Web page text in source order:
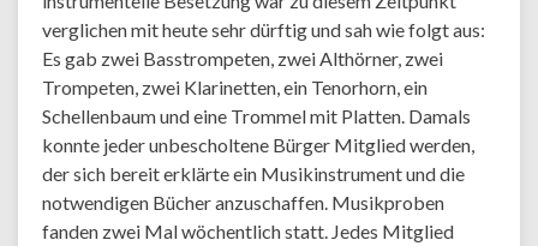
verglichen mit heute sehr dürftig und sah wie folgt aus:
Es gab zwei Basstrompeten, zwei Althörner, zwei
Trompeten, zwei Klarinetten, ein Tenorhorn, ein
Schellenbaum und eine Trommel mit Platten. Damals
konnte jeder unbescholtene Bürger Mitglied werden,
der sich bereit erklärte ein Musikinstrument und die
notwendigen Bücher anzuschaffen. Musikproben
fanden zwei Mal wöchentlich statt. Jedes Mitglied